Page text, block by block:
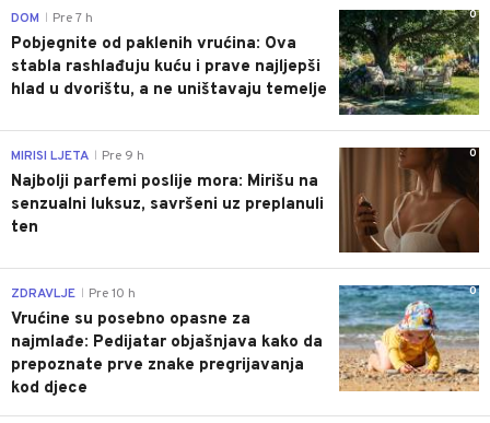
0
DOM Pre 7 h
Pobjegnite od paklenih vrućina: Ova
stabla rashlađuju kuću i prave najljepši
hlad u dvorištu, a ne uništavaju temelje
0
MIRISI LJETA Pre 9 h
Najbolji parfemi poslije mora: Mirišu na
senzualni luksuz, savršeni uz preplanuli
ten
0
ZDRAVLJE Pre 10 h
Vrućine su posebno opasne za
najmlađe: Pedijatar objašnjava kako da
prepoznate prve znake pregrijavanja
kod djece